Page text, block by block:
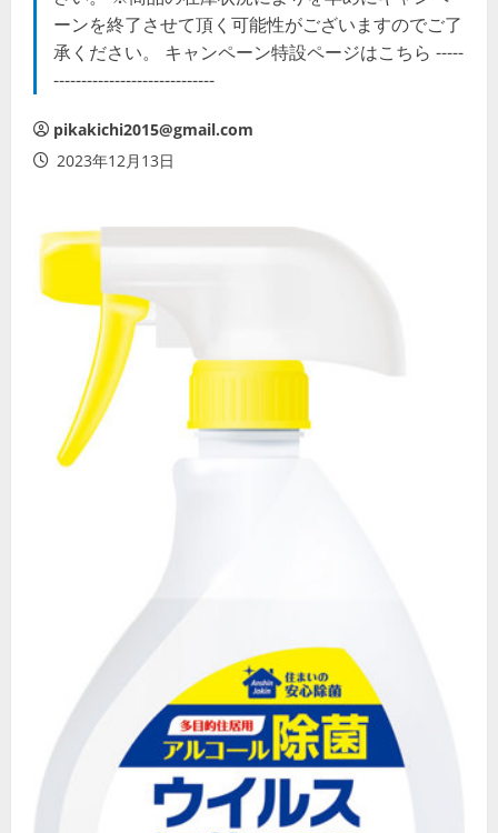
ーンを終了させて頂く可能性がございますのでご了
承ください。 キャンペーン特設ページはこちら -----
-----------------------------
pikakichi2015@gmail.com
2023年12月13日